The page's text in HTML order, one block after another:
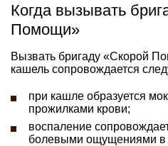
Когда вызывать
Помощи»
Вызвать бригаду «Скорой
кашель сопровождается
при кашле образуется
прожилками крови;
воспаление
болевыми ощущениями в